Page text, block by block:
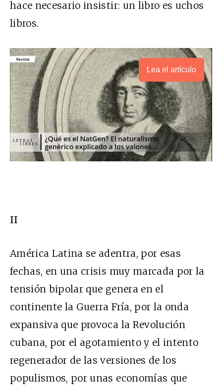
hace necesario insistir: un libro es uchos
libros.
Lea el artículo
II
América Latina se adentra, por esas
fechas, en una crisis muy marcada por la
tensión bipolar que genera en el
continente la Guerra Fría, por la onda
expansiva que provoca la Revolución
cubana, por el agotamiento y el intento
regenerador de las versiones de los
populismos, por unas economías que